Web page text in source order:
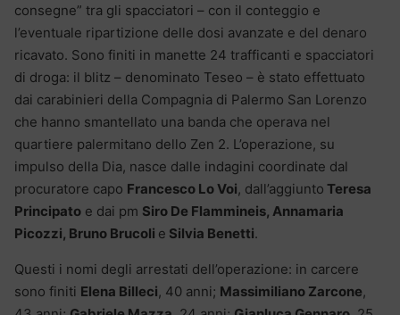
consegne” tra gli spacciatori – con il conteggio e
l’eventuale ripartizione delle dosi avanzate e del denaro
ricavato. Sono finiti in manette 24 trafficanti e spacciatori
di droga: il blitz – denominato Teseo – è stato effettuato
dai carabinieri della Compagnia di Palermo San Lorenzo
che hanno smantellato una banda che operava nel
quartiere palermitano dello Zen 2. L’operazione, su
impulso della Dia, nasce dalle indagini coordinate dal
procuratore capo Francesco Lo Voi, dall’aggiunto Teresa
Principato e dai pm Siro De Flammineis, Annamaria
Picozzi, Bruno Brucoli e Silvia Benetti.
Questi i nomi degli arrestati dell’operazione: in carcere
sono finiti Elena Billeci, 40 anni; Massimiliano Zarcone,